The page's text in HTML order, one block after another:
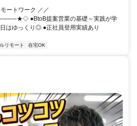
ートワーク ／／
●BtoB提案営業の基礎～実践が学
はゆっくり◎ ●正社員登用実績あり
リモート 在宅OK